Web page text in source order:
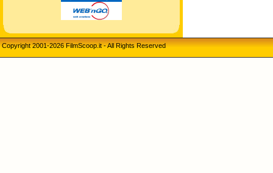
Copyright 2001-2026 FilmScoop.it - All Rights Reserved